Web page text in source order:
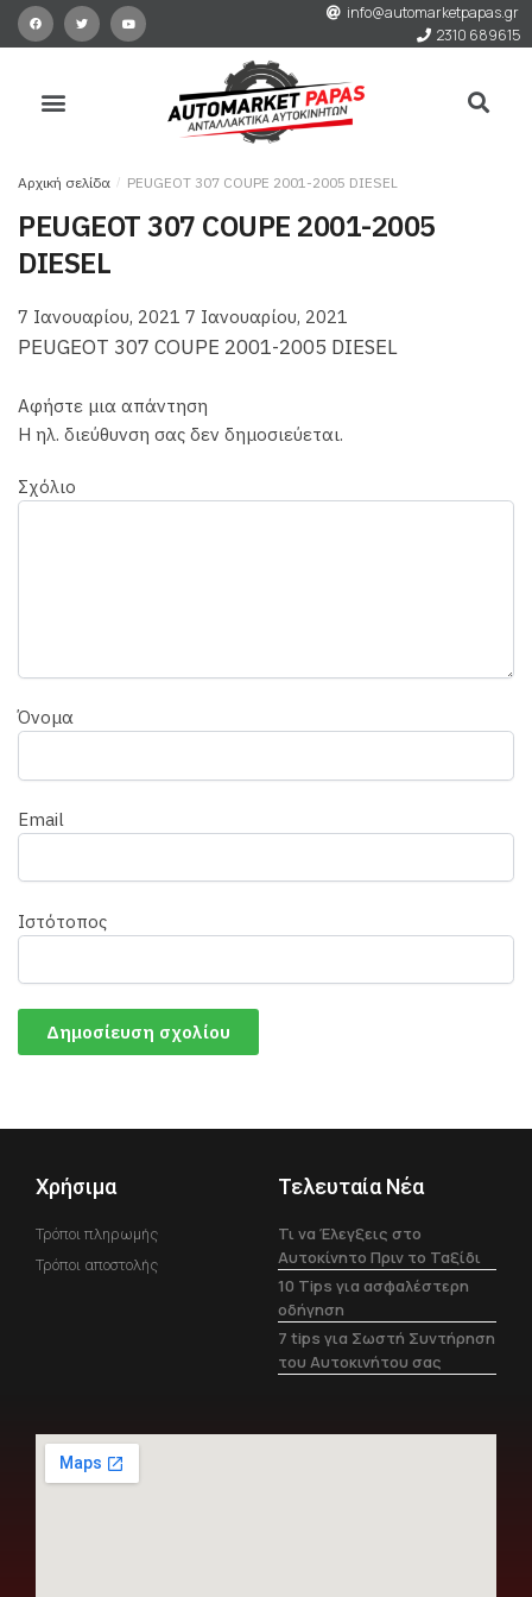
info@automarketpapas.gr
2310 689615
Αρχική σελίδα / PEUGEOT 307 COUPE 2001-2005 DIESEL
PEUGEOT 307 COUPE 2001-2005
DIESEL
7 Ιανουαρίου, 2021 7 Ιανουαρίου, 2021
PEUGEOT 307 COUPE 2001-2005 DIESEL
Αφήστε μια απάντηση
Η ηλ. διεύθυνση σας δεν δημοσιεύεται.
Σχόλιο
Όνομα
Email
Ιστότοπος
Χρήσιμα
Τρόποι πληρωμής
Τρόποι αποστολής
Τελευταία Νέα
Τι να Έλεγξεις στο
Αυτοκίνητο Πριν το Ταξίδι
10 Tips για ασφαλέστερη
οδήγηση
7 tips για Σωστή Συντήρηση
του Αυτοκινήτου σας